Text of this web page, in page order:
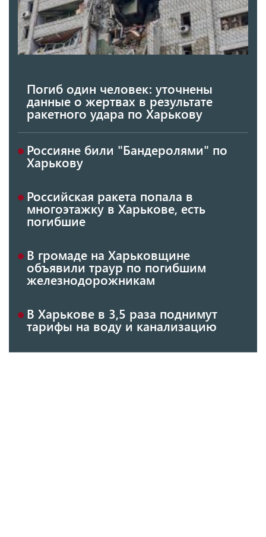
Погиб один человек: уточнены
данные о жертвах в результате
ракетного удара по Харькову
Россияне били "Бандеролями" по
Харькову
Российская ракета попала в
многоэтажку в Харькове, есть
погибшие
В громаде на Харьковщине
объявили траур по погибшим
железнодорожникам
В Харькове в 3,5 раза поднимут
тарифы на воду и канализацию